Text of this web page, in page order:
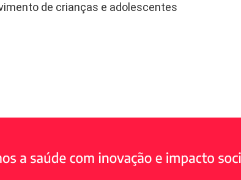
de crianças e adolescentes